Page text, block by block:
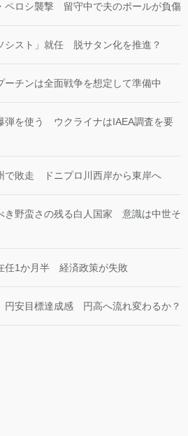
ペロシ襲撃 留守中で夫のポールが負傷
シスト」就任 脱サタン化を推進？
チンは全面戦争を想定して準備中
弾を使う ウクライナはIAEA調査を要
で敗走 ドニプロ川西岸から東岸へ
野蛮さの残る白人国家 意識は中世そ
1か月半 経済政策が失敗
安目標達成感 円高へ流れ変わるか？